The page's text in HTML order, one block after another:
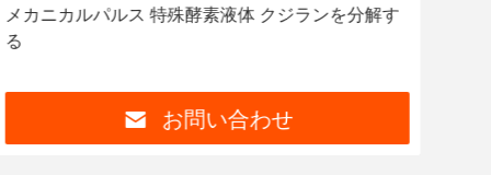
メカニカルパルス 特殊酵素液体 クジランを分解す
る
お問い合わせ